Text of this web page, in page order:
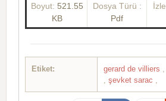
Boyut: 521.55
KB
Dosya Türü :
Pdf
Etiket: gerard de villiers
şevket sarac